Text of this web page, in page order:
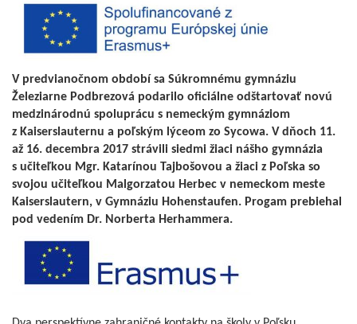
V predvianočnom období sa Súkromnému gymnáziu
Železiarne Podbrezová podarilo oficiálne odštartovať novú
medzinárodnú spoluprácu s nemeckým gymnáziom
z Kaiserslauternu a poľským lýceom zo Sycowa. V dňoch 11.
až 16. decembra 2017 strávili siedmi žiaci nášho gymnázia
s učiteľkou Mgr. Katarínou Tajbošovou a žiaci z Poľska so
svojou učiteľkou Malgorzatou Herbec v nemeckom meste
Kaiserslautern, v Gymnáziu Hohenstaufen. Progam prebiehal
pod vedením Dr. Norberta Herhammera.